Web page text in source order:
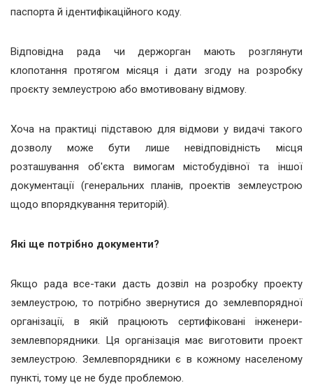
паспорта й ідентифікаційного коду.
Відповідна рада чи держорган мають розглянути
клопотання протягом місяця і дати згоду на розробку
проєкту землеустрою або вмотивовану відмову.
Хоча на практиці підставою для відмови у видачі такого
дозволу може бути лише невідповідність місця
розташування об'єкта вимогам містобудівної та іншої
документації (генеральних планів, проектів землеустрою
щодо впорядкування територій).
Які ще потрібно документи?
Якщо рада все-таки дасть дозвіл на розробку проекту
землеустрою, то потрібно звернутися до землевпорядної
організації, в якій працюють сертифіковані інженери-
землевпорядники. Ця організація має виготовити проект
землеустрою. Землевпорядники є в кожному населеному
пункті, тому це не буде проблемою.